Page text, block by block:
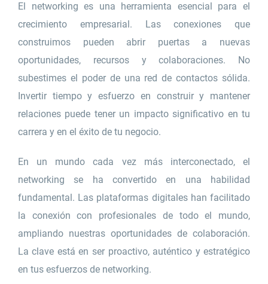
El networking es una herramienta esencial para el
crecimiento empresarial. Las conexiones que
construimos pueden abrir puertas a nuevas
oportunidades, recursos y colaboraciones. No
subestimes el poder de una red de contactos sólida.
Invertir tiempo y esfuerzo en construir y mantener
relaciones puede tener un impacto significativo en tu
carrera y en el éxito de tu negocio.
En un mundo cada vez más interconectado, el
networking se ha convertido en una habilidad
fundamental. Las plataformas digitales han facilitado
la conexión con profesionales de todo el mundo,
ampliando nuestras oportunidades de colaboración.
La clave está en ser proactivo, auténtico y estratégico
en tus esfuerzos de networking.